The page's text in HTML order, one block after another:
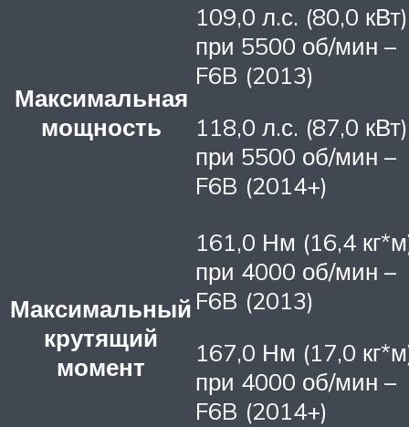
Максимальная
мощность
109,0 л.с. (80,0 кВт)
при 5500 об/мин –
F6B (2013)
118,0 л.с. (87,0 кВт)
при 5500 об/мин –
F6B (2014+)
Максимальный
крутящий
момент
161,0 Нм (16,4
при 4000 об/мин –
F6B (2013)
167,0 Нм (17,0
при 4000 об/мин –
F6B (2014+)